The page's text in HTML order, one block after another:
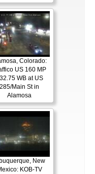
Colorado:
US 160 MP
WB at US
285/Main St in
Alamosa
New
KOB-TV